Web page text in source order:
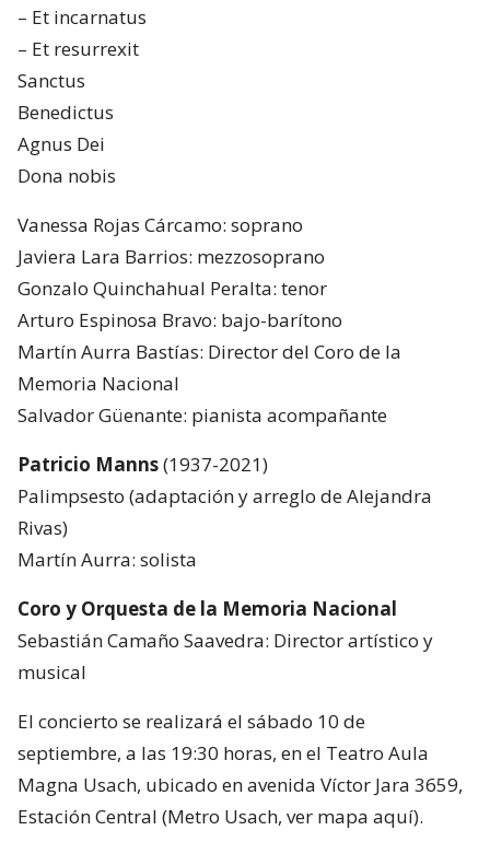
– Et incarnatus
– Et resurrexit
Sanctus
Benedictus
Agnus Dei
Dona nobis
Vanessa Rojas Cárcamo: soprano
Javiera Lara Barrios: mezzosoprano
Gonzalo Quinchahual Peralta: tenor
Arturo Espinosa Bravo: bajo-barítono
Martín Aurra Bastías: Director del Coro de la
Memoria Nacional
Salvador Güenante: pianista acompañante
Patricio Manns(1937-2021)
Palimpsesto (adaptación y arreglo de Alejandra
Rivas)
Martín Aurra: solista
Coro y Orquesta de la Memoria Nacional
Sebastián Camaño Saavedra: Director artístico y
musical
El concierto se realizará el sábado 10 de
septiembre, a las 19:30 horas, en el Teatro Aula
Magna Usach, ubicado en avenida Víctor Jara 3659,
Estación Central (Metro Usach, ver mapa aquí).